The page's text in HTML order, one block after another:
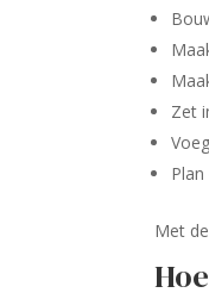
Zet
Met